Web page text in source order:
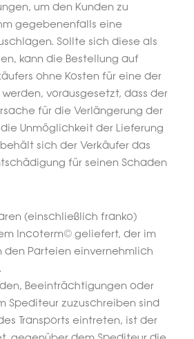
um den Kunden zu
gegebenenfalls eine
Sollte sich diese als
kann die Bestellung auf
ohne Kosten für eine der
vorausgesetzt, dass der
für die Verlängerung der
Unmöglichkeit der Lieferung
sich der Verkäufer das
für seinen Schaden
(einschließlich franko)
Incoterm© geliefert, der im
den Parteien einvernehmlich
Beeinträchtigungen oder
Spediteur zuzuschreiben sind
Transports eintreten, ist der